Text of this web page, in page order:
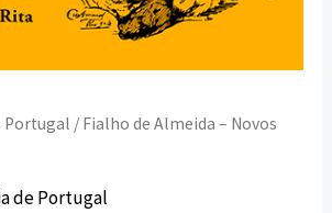
Portugal / Fialho de Almeida – Novos
de Portugal